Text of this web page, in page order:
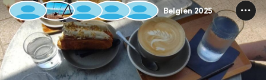
Belgien 2025